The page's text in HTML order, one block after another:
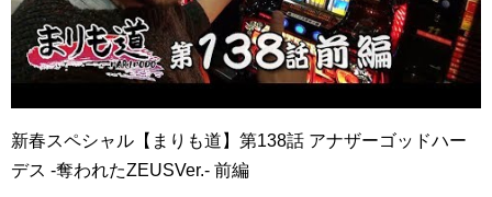
新春スペシャル【まりも道】第138話 アナザーゴッドハー
デス -奪われたZEUSVer.- 前編